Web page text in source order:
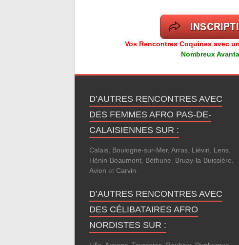
Vos Rencontres Coquines avec
Nombreux
D’AUTRES RENCONTRES AVEC
DES FEMMES AFRO PAS-DE-
CALAISIENNES SUR :
Calais Boulogne-sur-Mer, Arras Liévin Lens
Hénin-Beaumont Béthune Bruay-la-Buissière
Avion et Carvin
D’AUTRES RENCONTRES AVEC
DES CÉLIBATAIRES AFRO
NORDISTES SUR :